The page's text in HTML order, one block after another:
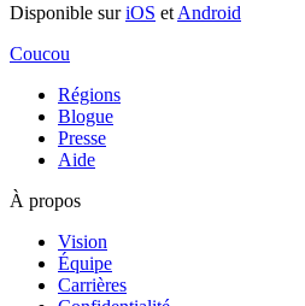
Disponible suriOS et Android
Coucou
Régions
Blogue
Presse
Aide
À propos
Vision
Équipe
Carrières